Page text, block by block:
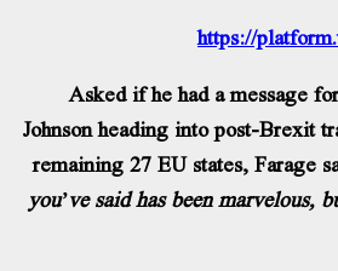
Asked if he
Johnson heading
remaining 27 EU
you’ve said has